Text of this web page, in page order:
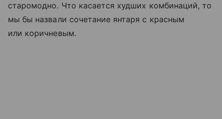
старомодно. Что касается худших комбинаций, то
мы бы назвали сочетание янтаря с красным
или коричневым.